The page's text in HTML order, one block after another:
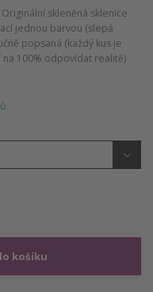
skleněná sklenice
jednou barvou (slepá
popsaná (každý kus je
100% odpovídat realitě)
košíku